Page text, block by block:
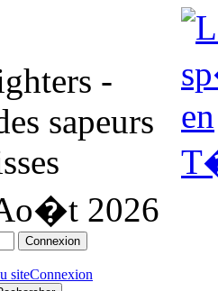
2026
siteConnexion